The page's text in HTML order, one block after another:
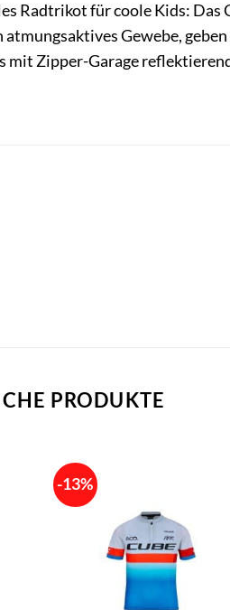
Radtrikot für coole Kids:
Gewebe,
mit Zipper-Garage
PRODUKTE
-13%